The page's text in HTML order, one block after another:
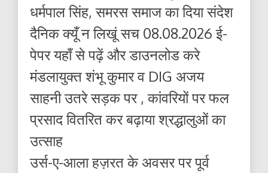
धर्मपाल सिंह, समरस समाज का दिया संदेश
दैनिक क्यूँ न लिखूं सच 08.08.2026 ई-
पेपर यहाँ से पढ़ें और डाउनलोड करे
मंडलायुक्त शंभू कुमार व DIG अजय
साहनी उतरे सड़क पर , कांवरियों पर फल
प्रसाद वितरित कर बढ़ाया श्रद्धालुओं का
उत्साह
उर्स-ए-आला हज़रत के अवसर पर पूर्व